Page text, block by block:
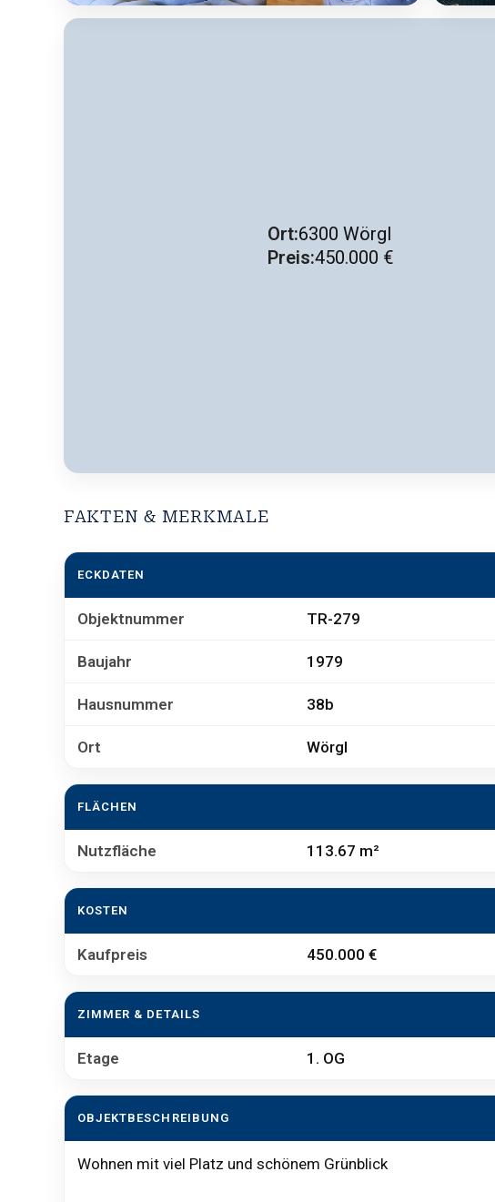
Ort:6300 Wörgl
Preis:450.000 €
FAKTEN & MERKMALE
ECKDATEN
Objektnummer TR-279
Baujahr 1979
Hausnummer 38b
Ort Wörgl
FLÄCHEN
Nutzfläche 113.67 m²
KOSTEN
Kaufpreis 450.000 €
ZIMMER & DETAILS
Etage 1. OG
OBJEKTBESCHREIBUNG
Wohnen mit viel Platz und schönem Grünblick